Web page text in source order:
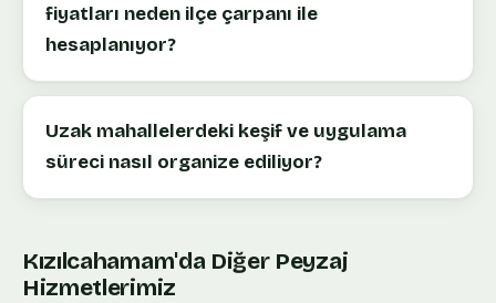
fiyatları neden ilçe çarpanı ile
hesaplanıyor?
Uzak mahallelerdeki keşif ve uygulama
süreci nasıl organize ediliyor?
Kızılcahamam'da Diğer Peyzaj
Hizmetlerimiz